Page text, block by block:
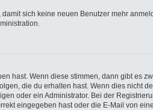
sich keine neuen Benutzer mehr
hast. Wenn diese stimmen, dann gibt es
die du erhalten hast. Wenn dies nicht
oder ein Administrator. Bei der
eingegeben hast oder die E-Mail von